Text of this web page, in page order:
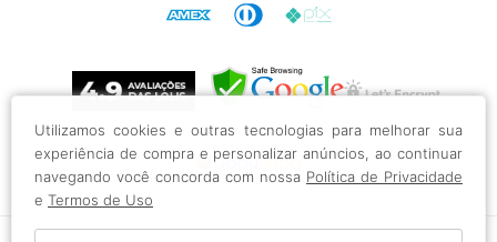
Utilizamos cookies e outras tecnologias para melhorar sua
experiência de compra e personalizar anúncios, ao continuar
navegando você concorda com nossa Política de Privacidade
e Termos de Uso